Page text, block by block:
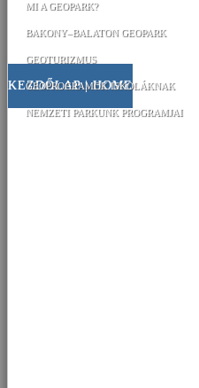
KEZDŐLAP | HOME
MI A GEOPARK?
BAKONY–BALATON GEOPARK
GEOTURIZMUS
GEOPROGRAMOK ISKOLÁKNAK
NEMZETI PARKUNK PROGRAMJAI